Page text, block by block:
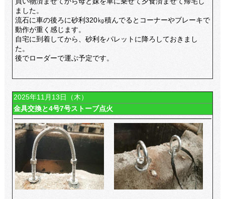
ました。
流石に車の後ろに砂利320㎏積んでるとコーナーやブレーキで
動作が重く感じます。
自宅に到着してから、砂利をパレットに降ろしておきまし
た。
後でローダーで運ぶ予定です。
2025年11月13日（木）
金具交換と4号7号ストーブ点火